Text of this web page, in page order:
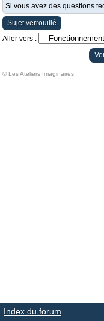
Si vous avez des questions
Sujet verrouillé
Aller vers :
© Les Ateliers Imaginaires
Index du forum